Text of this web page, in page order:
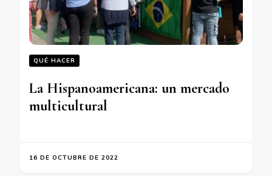
QUÉ HACER
La Hispanoamericana: un mercado
multicultural
16 DE OCTUBRE DE 2022